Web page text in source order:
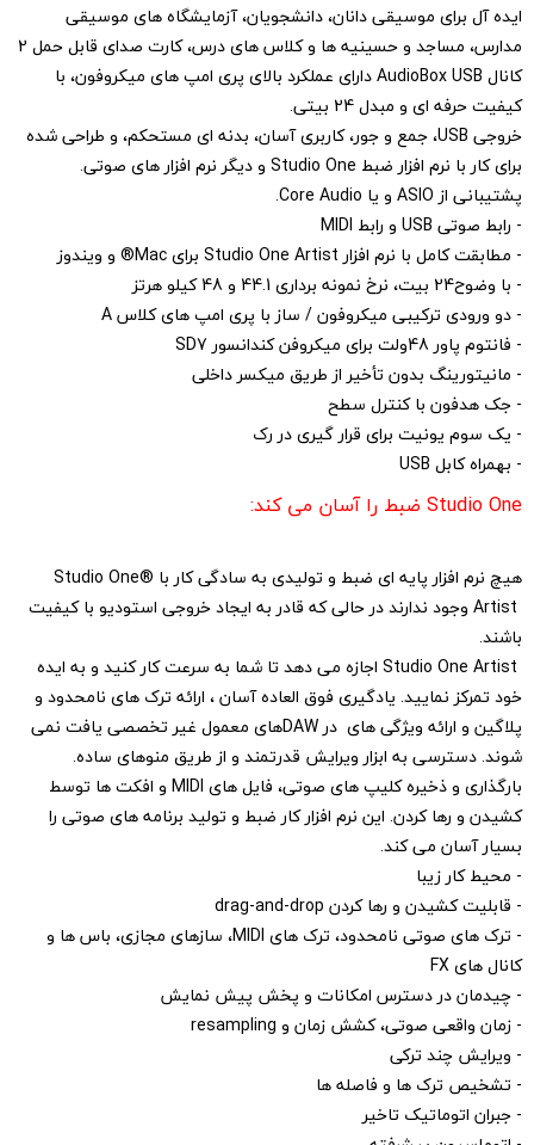
ایده آل برای موسیقی دانان، دانشجویان، آزمایشگاه های موسیقی
مدارس، مساجد و حسینیه ها ‏و کلاس های درس، کارت صدای قابل حمل 2
کانال ‏AudioBox USB‏ دارای عملکرد بالای ‏پری امپ های میکروفون، با
کیفیت حرفه ای و مبدل 24 بیتی.‏
خروجی ‏USB، جمع و جور، کاربری آسان، بدنه ای مستحکم، و طراحی شده
برای کار با ‏نرم افزار ضبط ‏Studio One‏ و دیگر نرم افزار های صوتی.
پشتیبانی از ‏ASIO‏ و یا ‏Core ‎Audio‏.‏
‏- رابط صوتی ‏USB‏ و رابط ‏MIDI
‏- مطابقت کامل با نرم افزار ‏Studio One Artist‏ برای ‏Mac‏® و ویندوز
‏- با وضوح24 بیت، نرخ نمونه برداری 44.1 و 48 کیلو هرتز ‏
‏- دو ورودی ترکیبی میکروفون / ساز با پری امپ های کلاس ‏A
‏- فانتوم پاور 48ولت برای میکروفن کندانسور ‏SD7‎
‏- مانیتورینگ بدون تأخیر از طریق میکسر داخلی
‏- جک هدفون با کنترل سطح
‏- یک سوم یونیت برای قرار گیری در رک
‏- بهمراه کابل ‏USB‏ ‏
Studio One‎‏ ضبط را آسان می کند:‏
هیچ نرم افزار پایه ای ضبط و تولیدی به سادگی کار با ‏Studio One®
Artist ‎‏ وجود ‏ندارند در حالی که قادر به ایجاد خروجی استودیو با کیفیت
باشند.‏
Studio One Artist ‎‏ اجازه می دهد تا شما به سرعت کار کنید و به ایده
خود تمرکز ‏نمایید. یادگیری فوق العاده آسان ، ارائه ترک های نامحدود و
پلاگین و ارائه ویژگی های در ‏DAWهای معمول غیر تخصصی یافت نمی
شوند. دسترسی به ابزار ویرایش قدرتمند و از ‏طریق منوهای ساده.
بارگذاری و ذخیره کلیپ های صوتی، فایل های ‏MIDI‏ و افکت ها توسط
‏کشیدن و رها کردن. این نرم افزار کار ضبط و تولید برنامه های صوتی را
بسیار آسان می ‏کند.‏
‏- محیط کار زیبا
‏- قابلیت کشیدن و رها کردن ‏drag-and-drop
‏- ترک های صوتی نامحدود، ترک های ‏MIDI، سازهای مجازی، باس ها و
کانال های ‏FX
‏- چیدمان در دسترس امکانات و پخش پیش نمایش
‏- زمان واقعی صوتی، کشش زمان و ‏resampling
‏- ویرایش چند ترکی
‏- تشخیص ترک ها و فاصله ها
‏- جبران اتوماتیک تاخیر